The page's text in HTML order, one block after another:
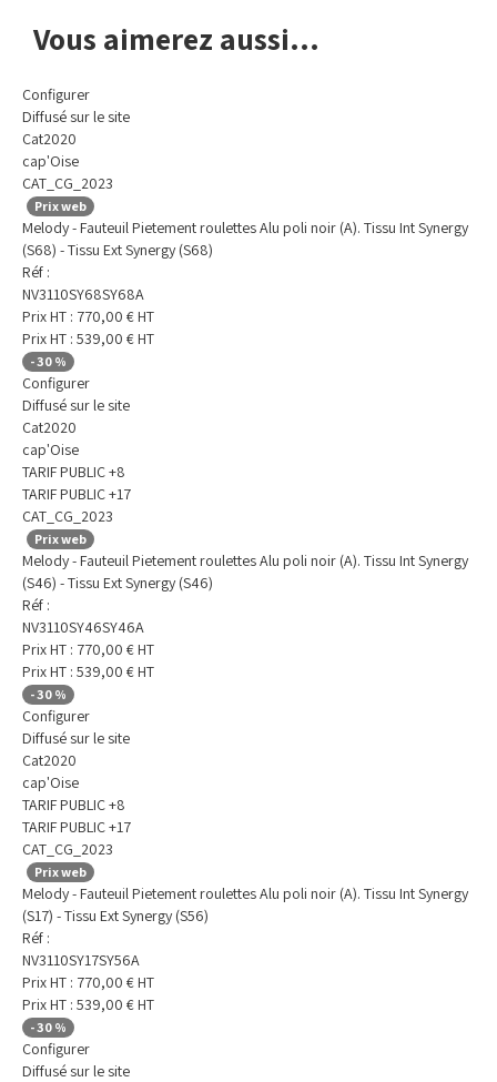
Vous aimerez aussi...
Configurer
Diffusé sur le site
Cat2020
cap'Oise
CAT_CG_2023
Prix web
Melody - Fauteuil Pietement roulettes Alu poli noir (A). Tissu Int Synergy
(S68) - Tissu Ext Synergy (S68)
Réf :
NV3110SY68SY68A
Prix HT : 770,00 € HT
Prix HT : 539,00 € HT
-30 %
Configurer
Diffusé sur le site
Cat2020
cap'Oise
TARIF PUBLIC +8
TARIF PUBLIC +17
CAT_CG_2023
Prix web
Melody - Fauteuil Pietement roulettes Alu poli noir (A). Tissu Int Synergy
(S46) - Tissu Ext Synergy (S46)
Réf :
NV3110SY46SY46A
Prix HT : 770,00 € HT
Prix HT : 539,00 € HT
-30 %
Configurer
Diffusé sur le site
Cat2020
cap'Oise
TARIF PUBLIC +8
TARIF PUBLIC +17
CAT_CG_2023
Prix web
Melody - Fauteuil Pietement roulettes Alu poli noir (A). Tissu Int Synergy
(S17) - Tissu Ext Synergy (S56)
Réf :
NV3110SY17SY56A
Prix HT : 770,00 € HT
Prix HT : 539,00 € HT
-30 %
Configurer
Diffusé sur le site